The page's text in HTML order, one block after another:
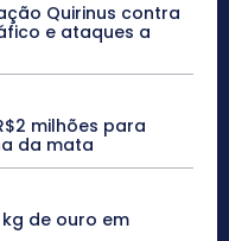
Quirinus contra
e ataques a
milhões para
da mata
kg de ouro em